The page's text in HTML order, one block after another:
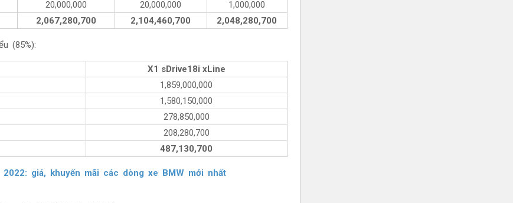
20,000,000 20,000,000
1,000,000
2,067,280,700 2,104,460,700 2,048,280,700
(85%):
X1 sDrive18i xLine
1,859,000,000
1,580,150,000
278,850,000
208,280,700
487,130,700
2022: giá, khuyến mãi các dòng xe BMW mới nhất